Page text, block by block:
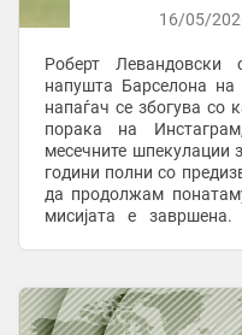
16/05/
Роберт Левандовски
напушта Барселона на
напаѓач се збогува со
порака на
месечните шпекулации
години полни со
да продолжам
мисијата е завршена.